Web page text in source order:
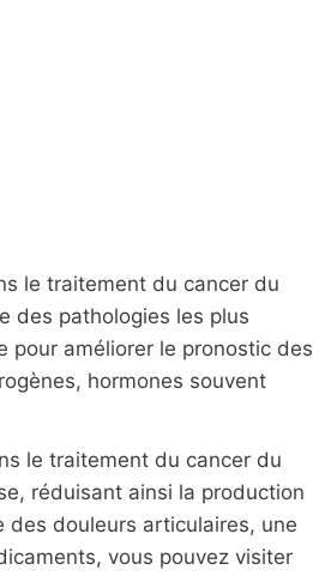
le traitement du cancer du
des pathologies les plus
pour améliorer le pronostic des
hormones souvent
le traitement du cancer du
réduisant ainsi la production
des douleurs articulaires, une
vous pouvez visiter